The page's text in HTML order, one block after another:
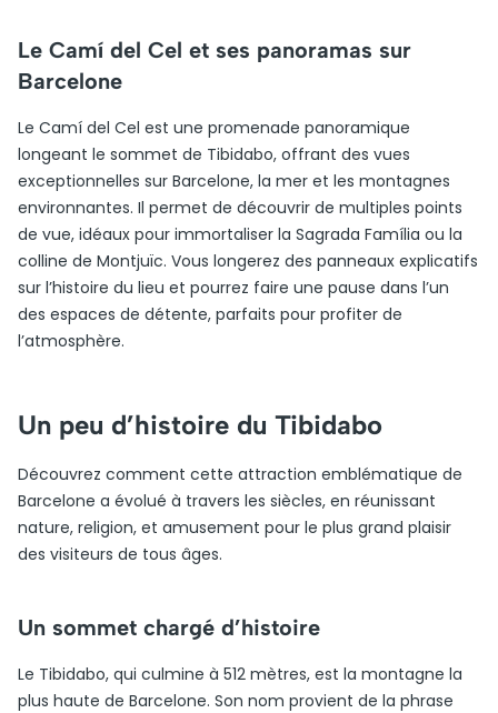
Le Camí del Cel et ses panoramas sur
Barcelone
Le Camí del Cel est une promenade panoramique
longeant le sommet de Tibidabo, offrant des vues
exceptionnelles sur Barcelone, la mer et les montagnes
environnantes. Il permet de découvrir de multiples points
de vue, idéaux pour immortaliser la Sagrada Família ou la
colline de Montjuïc. Vous longerez des panneaux explicatifs
sur l’histoire du lieu et pourrez faire une pause dans l’un
des espaces de détente, parfaits pour profiter de
l’atmosphère.
Un peu d’histoire du Tibidabo
Découvrez comment cette attraction emblématique de
Barcelone a évolué à travers les siècles, en réunissant
nature, religion, et amusement pour le plus grand plaisir
des visiteurs de tous âges.
Un sommet chargé d’histoire
Le Tibidabo, qui culmine à 512 mètres, est la montagne la
plus haute de Barcelone. Son nom provient de la phrase